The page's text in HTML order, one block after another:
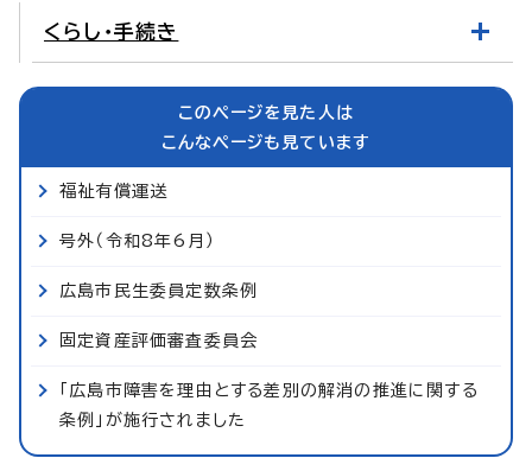
くらし・手続き
このページを見た人は
こんなページも見ています
福祉有償運送
号外（令和8年6月）
広島市民生委員定数条例
固定資産評価審査委員会
「広島市障害を理由とする差別の解消の推進に関する
条例」が施行されました